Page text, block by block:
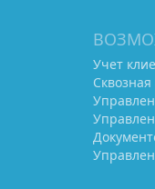
Учет